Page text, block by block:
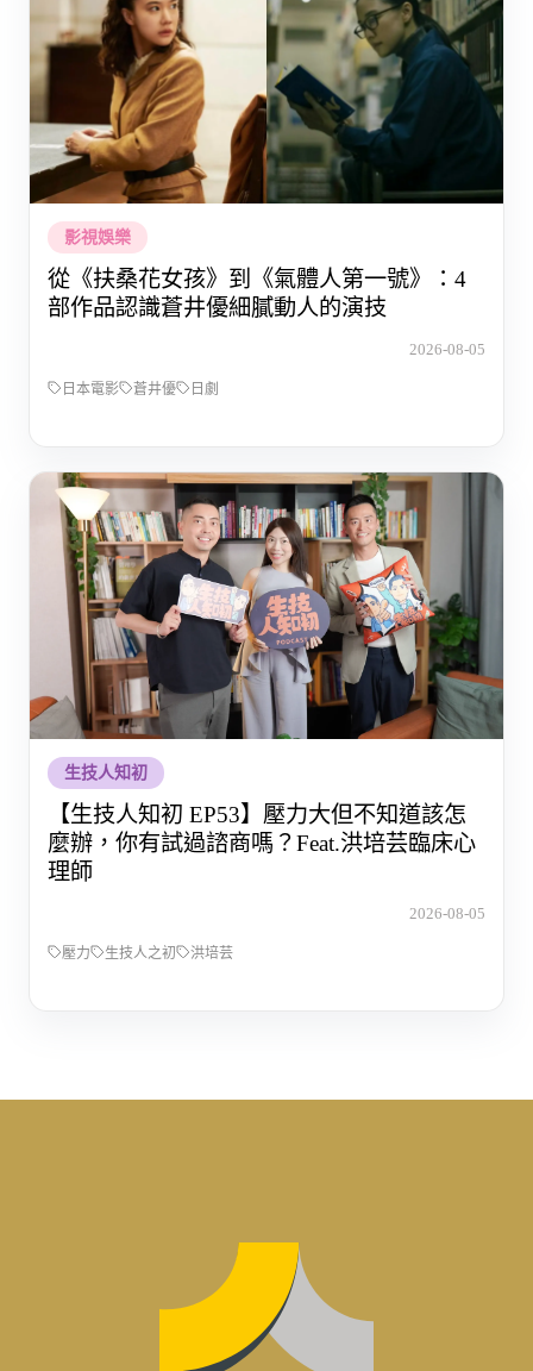
影視娛樂
從《扶桑花女孩》到《氣體人第一號》：4
部作品認識蒼井優細膩動人的演技
2026-08-05
日本電影 蒼井優 日劇
生技人知初
【生技人知初 EP53】壓力大但不知道該怎
麼辦，你有試過諮商嗎？Feat.洪培芸臨床心
理師
2026-08-05
壓力 生技人之初 洪培芸